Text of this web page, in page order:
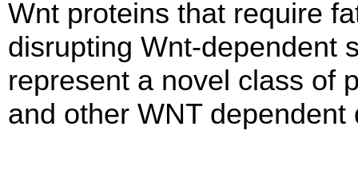
Wnt proteins that require
disrupting Wnt-dependent
represent a novel class of
and other WNT dependent